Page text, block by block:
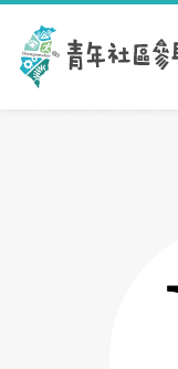
跳到主要內容區塊